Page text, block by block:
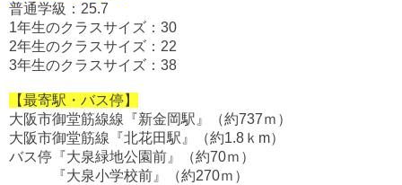
普通学級：25.7
1年生のクラスサイズ：30
2年生のクラスサイズ：22
3年生のクラスサイズ：38
【最寄駅・バス停】
大阪市御堂筋線線『新金岡駅』（約737ｍ）
大阪市御堂筋線『北花田駅』（約1.8ｋm）
バス停『大泉緑地公園前』（約70ｍ）
『大泉小学校前』（約270ｍ）